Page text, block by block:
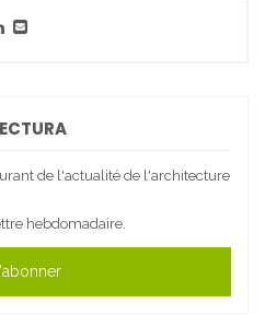
de l'actualité de l'architecture
hebdomadaire.